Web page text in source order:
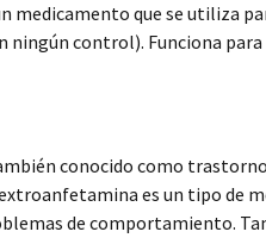
medicamento que se utiliza
ningún control). Funciona
conocido como
es un tipo de
de comportamiento.